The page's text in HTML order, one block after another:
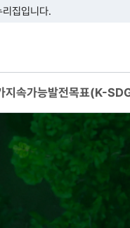
집입니다.
지속가능발전목표(K-